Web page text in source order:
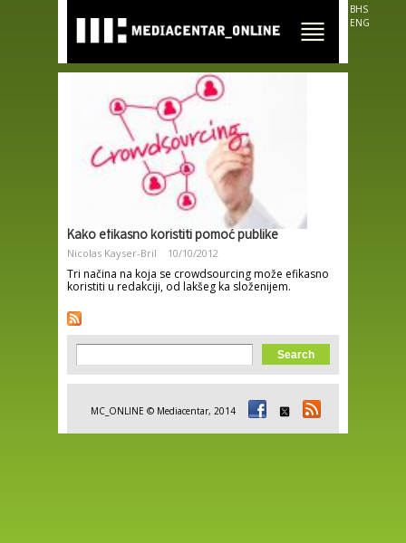
main
content
BHS
ENG
Kako efikasno koristiti pomoć publike
Nicolas Kayser-Bril 10/10/2012
Tri načina na koja se crowdsourcing može efikasno
koristiti u redakciji, od lakšeg ka složenijem.
Search form
Search
MC_ONLINE © Mediacentar, 2014